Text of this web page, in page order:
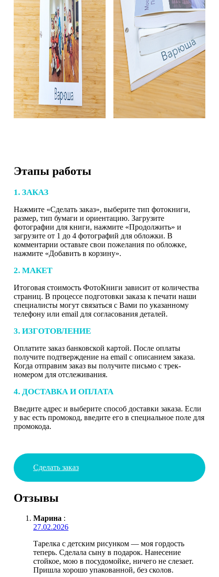
Этапы работы
1. ЗАКАЗ
Нажмите «Сделать заказ», выберите тип фотокниги,
размер, тип бумаги и ориентацию. Загрузите
фотографии для книги, нажмите «Продолжить» и
загрузите от 1 до 4 фотографий для обложки. В
комментарии оставьте свои пожелания по обложке,
нажмите «Добавить в корзину».
2. МАКЕТ
Итоговая стоимость ФотоКниги зависит от количества
страниц. В процессе подготовки заказа к печати наши
специалисты могут связаться с Вами по указанному
телефону или email для согласования деталей.
3. ИЗГОТОВЛЕНИЕ
Оплатите заказ банковской картой. После оплаты
получите подтверждение на email с описанием заказа.
Когда отправим заказ вы получите письмо с трек-
номером для отслеживания.
4. ДОСТАВКА И ОПЛАТА
Введите адрес и выберите способ доставки заказа. Если
у вас есть промокод, введите его в специальное поле для
промокода.
Сделать заказ
Отзывы
Марина :
27.02.2026
Тарелка с детским рисунком — моя гордость
теперь. Сделала сыну в подарок. Нанесение
стойкое, мою в посудомойке, ничего не слезает.
Пришла хорошо упакованной, без сколов.